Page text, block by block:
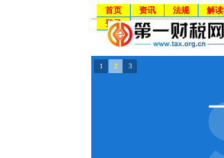
首页 资讯 法规 解读
登录
1 2 3